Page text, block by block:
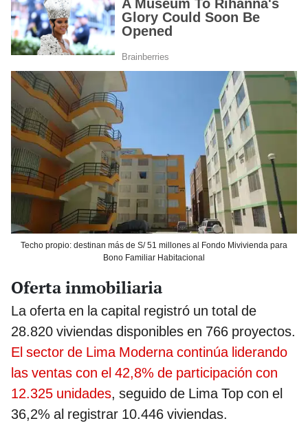
Techo propio: destinan más de S/ 51 millones al Fondo Mivivienda para
Bono Familiar Habitacional
Oferta inmobiliaria
La oferta en la capital registró un total de
28.820 viviendas disponibles en 766 proyectos.
El sector de Lima Moderna continúa liderando
las ventas con el 42,8% de participación con
12.325 unidades, seguido de Lima Top con el
36,2% al registrar 10.446 viviendas.